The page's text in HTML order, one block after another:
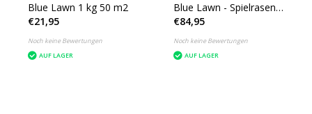
Blue Lawn 1 kg 50 m2
€21,95
Noch keine Bewertungen
AUF LAGER
Blue Lawn - Spielrasen -
5 kg - 250 m²
€84,95
Noch keine Bewertungen
AUF LAGER